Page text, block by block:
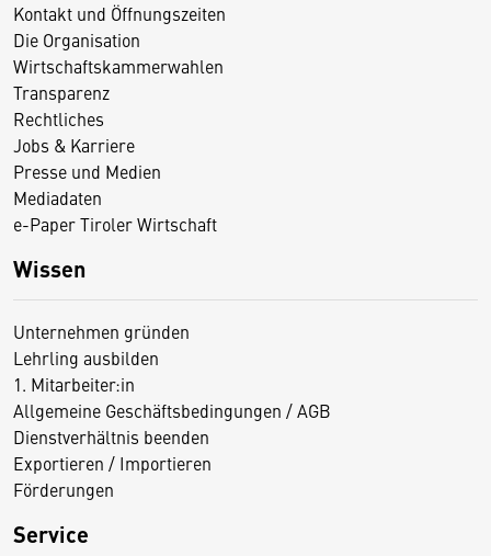
Kontakt und Öffnungszeiten
Die Organisation
Wirtschaftskammerwahlen
Transparenz
Rechtliches
Jobs & Karriere
Presse und Medien
Mediadaten
e-Paper Tiroler Wirtschaft
Wissen
Unternehmen gründen
Lehrling ausbilden
1. Mitarbeiter:in
Allgemeine Geschäftsbedingungen / AGB
Dienstverhältnis beenden
Exportieren / Importieren
Förderungen
Service